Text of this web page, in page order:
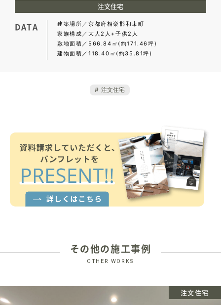
注文住宅
DATA 建築場所
京都府相楽郡和束町
家族構成
大人2人+子供2人
敷地面積
566.84㎡(約171.46坪)
建物面積
118.40㎡(約35.81坪)
注文住宅
その他の施工事例
OTHER WORKS
注文住宅